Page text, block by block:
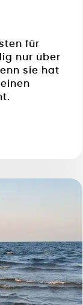
für
nur über
sie hat